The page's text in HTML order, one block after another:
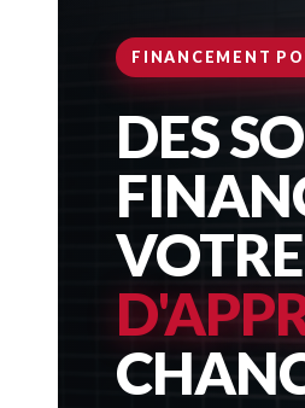
FINANCEMENT
DES